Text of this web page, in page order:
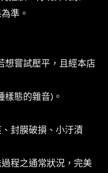
準。
想嘗試壓平，且經本店
樣態的雜音)。
封膜破損、小汙漬
程之通常狀況，完美